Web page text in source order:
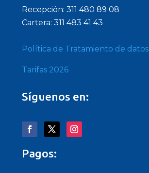
Recepción: 311 480 89 08
Cartera: 311 483 41 43
Política de Tratamiento de datos
Tarifas 2026
Síguenos en:
Pagos: